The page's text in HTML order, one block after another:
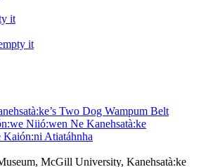
it
it
Two Dog Wampum Belt
Niió:wen Ne Kanehsatà:ke
Kaión:ni Atiatáhnha
McGill University, Kanehsatà:ke